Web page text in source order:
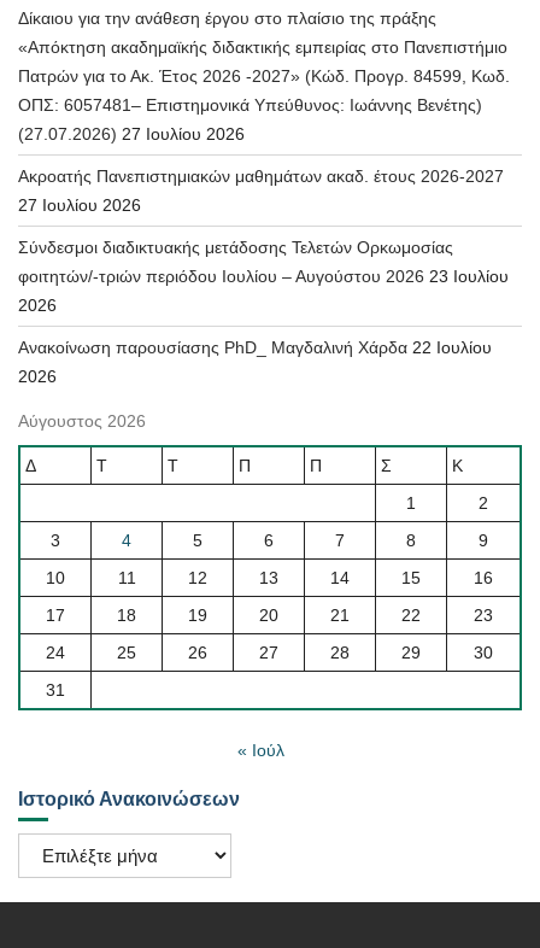
Δίκαιου για την ανάθεση έργου στο πλαίσιο της πράξης
«Απόκτηση ακαδημαϊκής διδακτικής εμπειρίας στο Πανεπιστήμιο
Πατρών για το Ακ. Έτος 2026 -2027» (Κώδ. Προγρ. 84599, Κωδ.
ΟΠΣ: 6057481– Επιστημονικά Υπεύθυνος: Ιωάννης Βενέτης)
(27.07.2026) 27 Ιουλίου 2026
Ακροατής Πανεπιστημιακών μαθημάτων ακαδ. έτους 2026-2027
27 Ιουλίου 2026
Σύνδεσμοι διαδικτυακής μετάδοσης Τελετών Ορκωμοσίας
φοιτητών/-τριών περιόδου Ιουλίου – Αυγούστου 2026 23 Ιουλίου
2026
Ανακοίνωση παρουσίασης PhD_ Μαγδαλινή Χάρδα 22 Ιουλίου
2026
Αύγουστος 2026
Δ Τ Τ Π Π Σ
Κ
1
2
3
4 5 6 7 8
9
10
11 12 13 14 15
16
17
18 19 20 21 22
23
24
25 26 27 28 29
30
31
« Ιούλ
Ιστορικό Ανακοινώσεων
Ιστορικό
Ανακοινώσεων